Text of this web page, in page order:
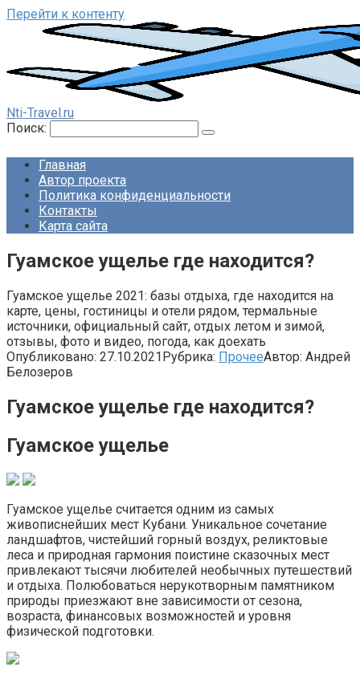
Перейти к контенту
Nti-Travel.ru
Поиск:
Главная
Автор проекта
Политика конфиденциальности
Контакты
Карта сайта
Гуамское ущелье где находится?
Гуамское ущелье 2021: базы отдыха, где находится на
карте, цены, гостиницы и отели рядом, термальные
источники, официальный сайт, отдых летом и зимой,
отзывы, фото и видео, погода, как доехать
Опубликовано: 27.10.2021Рубрика: ПрочееАвтор: Андрей
Белозеров
Гуамское ущелье где находится?
Гуамское ущелье
Гуамское ущелье считается одним из самых
живописнейших мест Кубани. Уникальное сочетание
ландшафтов, чистейший горный воздух, реликтовые
леса и природная гармония поистине сказочных мест
привлекают тысячи любителей необычных путешествий
и отдыха. Полюбоваться нерукотворным памятником
природы приезжают вне зависимости от сезона,
возраста, финансовых возможностей и уровня
физической подготовки.